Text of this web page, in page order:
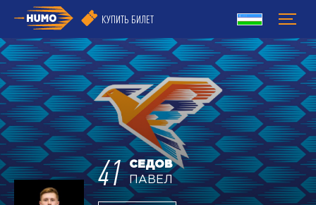
КУПИТЬ БИЛЕТ
41
СЕДОВ
ПАВЕЛ